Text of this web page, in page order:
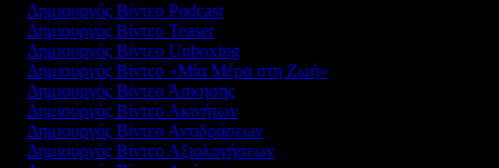
Δημιουργός Βίντεο Podcast
Δημιουργός Βίντεο Teaser
Δημιουργός Βίντεο Unboxing
Δημιουργός Βίντεο «Μία Μέρα στη Ζωή»
Δημιουργός Βίντεο Άσκησης
Δημιουργός Βίντεο Ακινήτων
Δημιουργός Βίντεο Αντιδράσεων
Δημιουργός Βίντεο Αξιολογήσεων